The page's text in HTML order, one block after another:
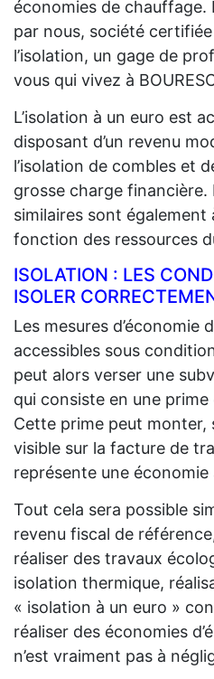
économies de chauffage.
par nous, société certifiée
l’isolation, un gage de
vous qui vivez à
L’isolation à un euro est
disposant d’un revenu
l’isolation de combles et
grosse charge financière.
similaires sont également
fonction des ressources
ISOLATION : LES
ISOLER
Les mesures d’économie
accessibles sous
peut alors verser une
qui consiste en une prime
Cette prime peut monter,
visible sur la facture de
représente une économie
Tout cela sera possible
revenu fiscal de
réaliser des travaux
isolation thermique,
« isolation à un euro »
réaliser des économies
n’est vraiment pas à